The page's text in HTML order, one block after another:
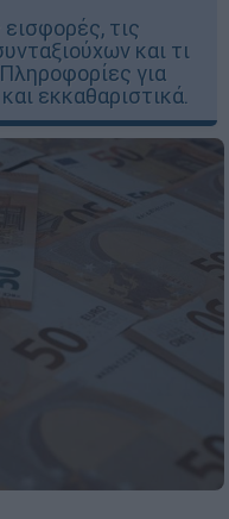
τις
και τι
για
εκκαθαριστικά.